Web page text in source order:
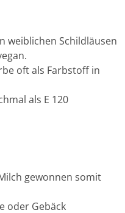
weiblichen Schildläusen
oft als Farbstoff in
als E 120
gewonnen somit
oder Gebäck